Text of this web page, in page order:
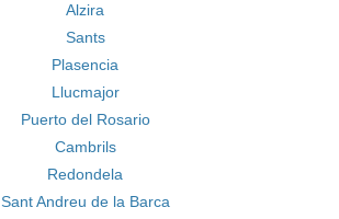
Alzira
Sants
Plasencia
Llucmajor
Puerto del Rosario
Cambrils
Redondela
Sant Andreu de la Barca